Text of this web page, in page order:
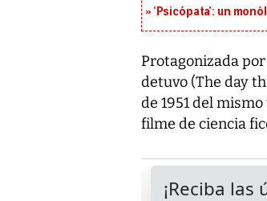
‘Psicópata’: un
Protagonizada
detuvo (The day
de 1951 del
filme de ciencia